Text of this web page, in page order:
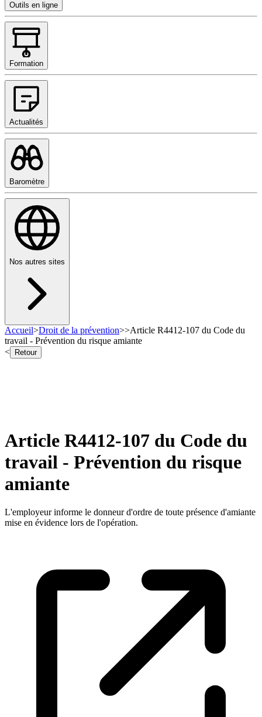
Outils en ligne
Formation
Actualités
Baromètre
Nos autres sites
Accueil>Droit de la prévention>>Article R4412-107 du Code du
travail - Prévention du risque amiante
<
Retour
Article R4412-107 du Code du
travail - Prévention du risque
amiante
L'employeur informe le donneur d'ordre de toute présence d'amiante
mise en évidence lors de l'opération.